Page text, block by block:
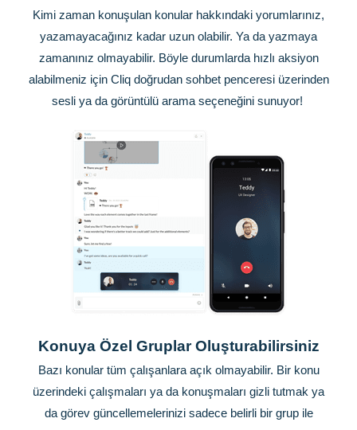
Kimi zaman konuşulan konular hakkındaki yorumlarınız,
yazamayacağınız kadar uzun olabilir. Ya da yazmaya
zamanınız olmayabilir. Böyle durumlarda hızlı aksiyon
alabilmeniz için Cliq doğrudan sohbet penceresi üzerinden
sesli ya da görüntülü arama seçeneğini sunuyor!
Konuya Özel Gruplar Oluşturabilirsiniz
Bazı konular tüm çalışanlara açık olmayabilir. Bir konu
üzerindeki çalışmaları ya da konuşmaları gizli tutmak ya
da görev güncellemelerinizi sadece belirli bir grup ile